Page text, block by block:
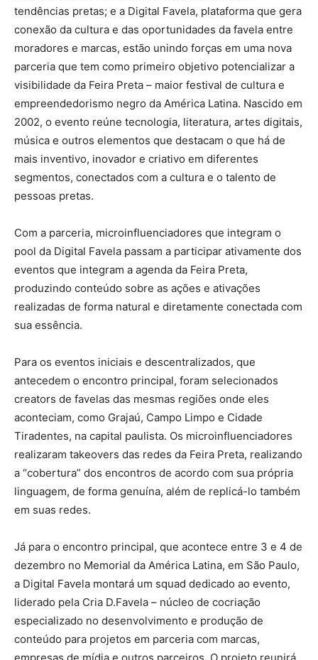
tendências pretas; e a Digital Favela, plataforma que gera
conexão da cultura e das oportunidades da favela entre
moradores e marcas, estão unindo forças em uma nova
parceria que tem como primeiro objetivo potencializar a
visibilidade da Feira Preta – maior festival de cultura e
empreendedorismo negro da América Latina. Nascido em
2002, o evento reúne tecnologia, literatura, artes digitais,
música e outros elementos que destacam o que há de
mais inventivo, inovador e criativo em diferentes
segmentos, conectados com a cultura e o talento de
pessoas pretas.
Com a parceria, microinfluenciadores que integram o
pool da Digital Favela passam a participar ativamente dos
eventos que integram a agenda da Feira Preta,
produzindo conteúdo sobre as ações e ativações
realizadas de forma natural e diretamente conectada com
sua essência.
Para os eventos iniciais e descentralizados, que
antecedem o encontro principal, foram selecionados
creators de favelas das mesmas regiões onde eles
aconteciam, como Grajaú, Campo Limpo e Cidade
Tiradentes, na capital paulista. Os microinfluenciadores
realizaram takeovers das redes da Feira Preta, realizando
a “cobertura” dos encontros de acordo com sua própria
linguagem, de forma genuína, além de replicá-lo também
em suas redes.
Já para o encontro principal, que acontece entre 3 e 4 de
dezembro no Memorial da América Latina, em São Paulo,
a Digital Favela montará um squad dedicado ao evento,
liderado pela Cria D.Favela – núcleo de cocriação
especializado no desenvolvimento e produção de
conteúdo para projetos em parceria com marcas,